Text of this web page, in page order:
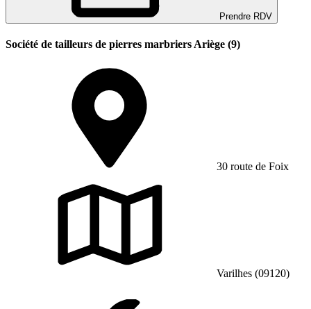
Prendre RDV
Société de tailleurs de pierres marbriers Ariège (9)
30 route de Foix
Varilhes (09120)